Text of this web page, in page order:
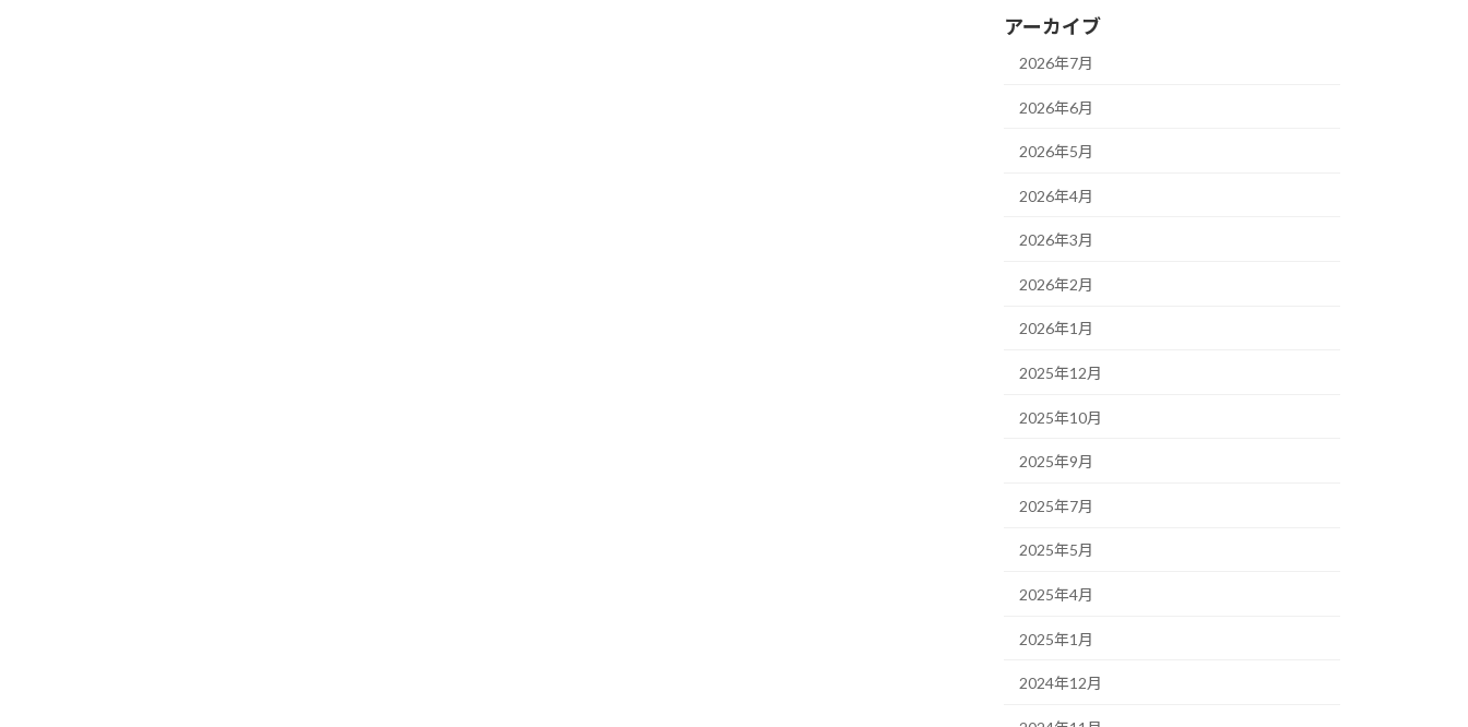
アーカイブ
2026年7月
2026年6月
2026年5月
2026年4月
2026年3月
2026年2月
2026年1月
2025年12月
2025年10月
2025年9月
2025年7月
2025年5月
2025年4月
2025年1月
2024年12月